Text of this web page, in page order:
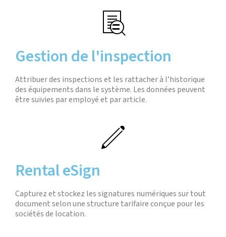
Gestion de l'inspection
Attribuer des inspections et les rattacher à l’historique
des équipements dans le système. Les données peuvent
être suivies par employé et par article.
Rental eSign
Capturez et stockez les signatures numériques sur tout
document selon une structure tarifaire conçue pour les
sociétés de location.